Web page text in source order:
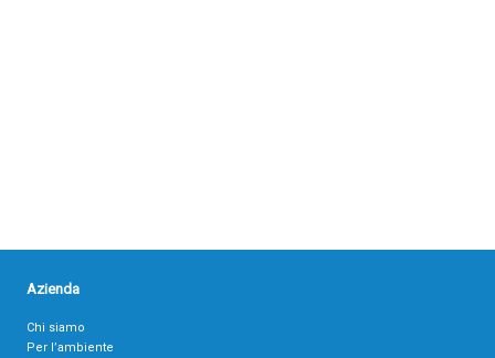
Azienda
Chi siamo
Per l’ambiente